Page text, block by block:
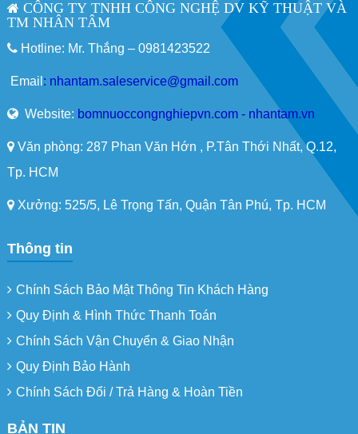
CÔNG TY TNHH CÔNG NGHỆ DV KỸ THUẬT VÀ
TM NHÂN TÂM
Hotline: Mr. Thắng – 0981423522
Email : nhantam.saleservice@gmail.com
Website: bomnuoccongnghiepvn.com - nhantam.vn
Văn phòng: 287 Phan Văn Hớn , P.Tân Thới Nhất, Q.12,
Tp. HCM
Xưởng: 525/5, Lê Trọng Tấn, Quận Tân Phú, Tp. HCM
Thông tin
Chính Sách Bảo Mật Thông Tin Khách Hàng
Quy Định & Hình Thức Thanh Toán
Chính Sách Vận Chuyển & Giao Nhận
Quy Định Bảo Hành
Chính Sách Đổi / Trả Hàng & Hoàn Tiền
BẢN TIN